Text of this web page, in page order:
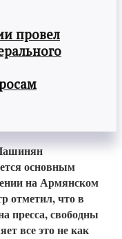
провел
основным
на Армянском
отметил, что в
пресса, свободны
все это не как